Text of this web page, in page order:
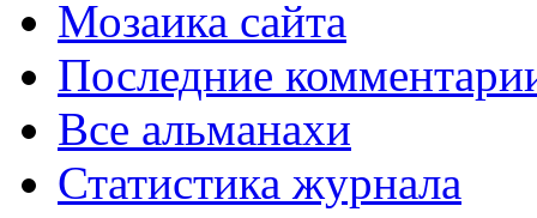
Мозаика сайта
Последние
Все альманахи
Статистика журнала